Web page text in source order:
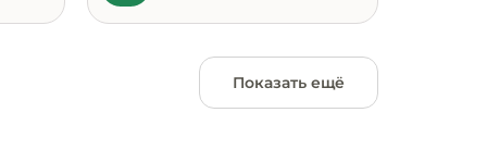
Показать ещё